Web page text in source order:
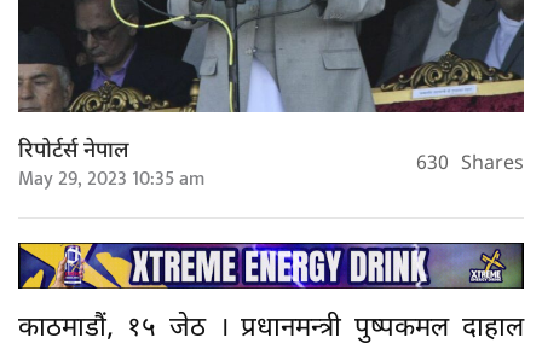
रिपोर्टर्स नेपाल
May 29, 2023 10:35 am 630 Shares
काठमाडौं, १५ जेठ । प्रधानमन्त्री पुष्पकमल दाहाल